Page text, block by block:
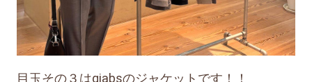
目玉その３はgiabsのジャケットです！！